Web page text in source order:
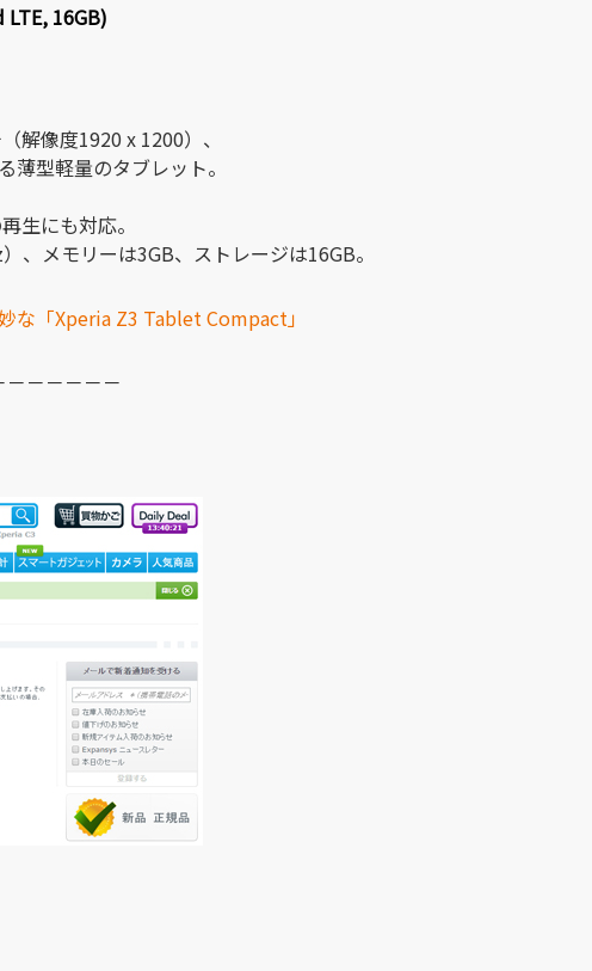
16GB)
解像度1920 x 1200）、
型軽量のタブレット。
生にも対応。
、メモリーは3GB、ストレージは16GB。
な「Xperia Z3 Tablet Compact」
－－－－－